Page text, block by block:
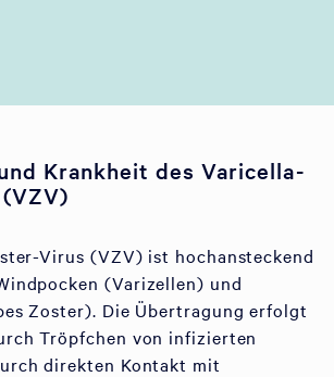
Krankheit des Varicella-
Virus (VZV) ist hochansteckend
(Varizellen) und
Zoster). Die Übertragung erfolgt
Tröpfchen von infizierten
direkten Kontakt mit